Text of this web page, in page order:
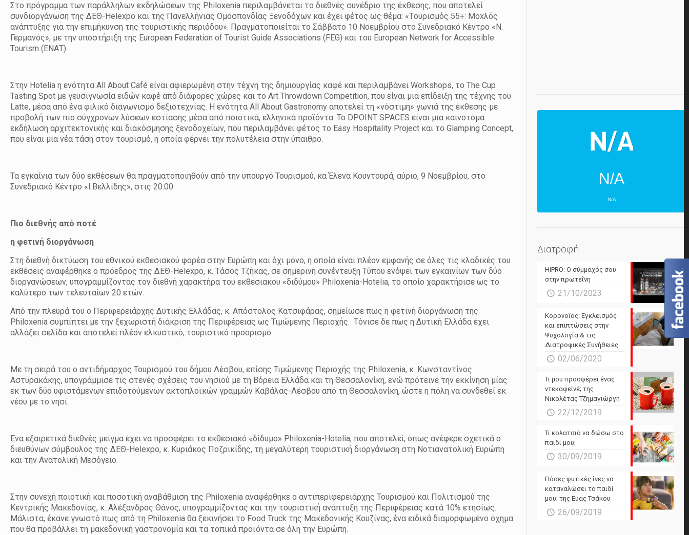
Στο πρόγραμμα των παράλληλων εκδηλώσεων της Philoxenia περιλαμβάνεται το διεθνές συνέδριο της έκθεσης, που αποτελεί
συνδιοργάνωση της ΔΕΘ-Helexpo και της Πανελλήνιας Ομοσπονδίας Ξενοδόχων και έχει φέτος ως θέμα: «Tουρισμός 55+: Moxλός
ανάπτυξης για την επιμήκυνση της τουριστικής περιόδου». Πραγματοποιείται το Σάββατο 10 Νοεμβρίου στο Συνεδριακό Κέντρο «Ν.
Γερμανός», με την υποστήριξη της European Federation of Tourist Guide Associations (FEG) και του European Network for Accessible
Tourism (ΕΝΑΤ).
Στην Hotelia η ενότητα All About Café είναι αφιερωμένη στην τέχνη της δημιουργίας καφέ και περιλαμβάνει Workshops, το The Cup
Tasting Spot με γευσιγνωσία ειδών καφέ από διάφορες χώρες και το Art Throwdown Competition, που είναι μια επίδειξη της τέχνης του
Latte, μέσα από ένα φιλικό διαγωνισμό δεξιοτεχνίας. Η ενότητα All About Gastronomy αποτελεί τη «νόστιμη» γωνιά της έκθεσης με
προβολή των πιο σύγχρονων λύσεων εστίασης μέσα από ποιοτικά, ελληνικά προϊόντα. Το DPOINT SPACES είναι μια καινοτόμα
εκδήλωση αρχιτεκτονικής και διακόσμησης ξενοδοχείων, που περιλαμβάνει φέτος το Easy Hospitality Project και το Glamping Concept,
που είναι μια νέα τάση στον τουρισμό, η οποία φέρνει την πολυτέλεια στην ύπαιθρο.
Τα εγκαίνια των δύο εκθέσεων θα πραγματοποιηθούν από την υπουργό Τουρισμού, κα Έλενα Κουντουρά, αύριο, 9 Νοεμβρίου, στο
Συνεδριακό Κέντρο «Ι.Βελλίδης», στις 20:00.
Πιο διεθνής από ποτέ
η φετινή διοργάνωση
Στη διεθνή δικτύωση του εθνικού εκθεσιακού φορέα στην Ευρώπη και όχι μόνο, η οποία είναι πλέον εμφανής σε όλες τις κλαδικές του
εκθέσεις αναφέρθηκε ο πρόεδρος της ΔΕΘ-Helexpo, κ. Τάσος Τζήκας, σε σημερινή συνέντευξη Τύπου ενόψει των εγκαινίων των δύο
διοργανώσεων, υπογραμμίζοντας τον διεθνή χαρακτήρα του εκθεσιακου «διδύμου» Philoxenia-Hotelia, το οποίο χαρακτήρισε ως το
καλύτερο των τελευταίων 20 ετών.
Από την πλευρά του ο Περιφερειάρχης Δυτικής Ελλάδας, κ. Απόστολος Κατσιφάρας, σημείωσε πως η φετινή διοργάνωση της
Philoxenia συμπίπτει με την ξεχωριστή διάκριση της Περιφέρειας ως Τιμώμενης Περιοχής. Τόνισε δε πως η Δυτική Ελλάδα έχει
αλλάξει σελίδα και αποτελεί πλέον ελκυστικό, τουριστικό προορισμό.
Με τη σειρά του ο αντιδήμαρχος Τουρισμού του δήμου Λέσβου, επίσης Τιμώμενης Περιοχής της Philoxenia, κ. Κωνσταντίνος
Αστυρακάκης, υπογράμμισε τις στενές σχέσεις του νησιού με τη Βόρεια Ελλάδα και τη Θεσσαλονίκη, ενώ πρότεινε την εκκίνηση μίας
εκ των δύο υφιστάμενων επιδοτούμενων ακτοπλοϊκών γραμμών Καβάλας-Λέσβου από τη Θεσσαλονίκη, ώστε η πόλη να συνδεθεί εκ
νέου με το νησί.
Ένα εξαιρετικά διεθνές μείγμα έχει να προσφέρει το εκθεσιακό «δίδυμο» Philoxenia-Hotelia, που αποτελεί, όπως ανέφερε σχετικά ο
διευθύνων σύμβουλος της ΔΕΘ-Helexpo, κ. Κυριάκος Ποζρικίδης, τη μεγαλύτερη τουριστική διοργάνωση στη Νοτιανατολική Ευρώπη
και την Ανατολική Μεσόγειο.
Στην συνεχή ποιοτική και ποσοτική αναβάθμιση της Philoxenia αναφέρθηκε ο αντιπεριφερειάρχης Τουρισμού και Πολιτισμού της
Κεντρικής Μακεδονίας, κ. Αλέξανδρος Θάνος, υπογραμμίζοντας και την τουριστική ανάπτυξη της Περιφέρειας κατά 10% ετησίως.
Μάλιστα, έκανε γνωστό πως από τη Philoxenia θα ξεκινήσει το Food Truck της Μακεδονικής Κουζίνας, ένα ειδικά διαμορφωμένο όχημα
που θα προβάλλει τη μακεδονική γαστρονομία και τα τοπικά προϊόντα σε όλη την Ευρώπη.
N/A
N/A
N/A
N/A N/A
N/A N/A
Διατροφή
HiPRO: Ο σύμμαχός σου
στην πρωτεΐνη
21/10/2023
Κορονοϊος: Εγκλεισμός
και επιπτώσεις στην
Ψυχολογία & τις
Διατροφικές Συνήθειες
02/06/2020
Τι μου προσφέρει ένας
ντεκαφεϊνέ; της
Νικολέτας Τζημαγιώργη
22/12/2019
Τι κολατσιό να δώσω στο
παιδί μου;
30/09/2019
Πόσες φυτικές ίνες να
καταναλώσει το παιδί
μου; της Εύας Τσάκου
26/09/2019